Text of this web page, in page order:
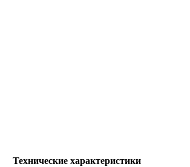
Технические характеристики